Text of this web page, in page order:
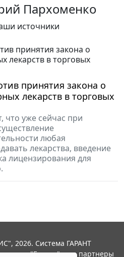
Пархоменко
источники
принятия закона о
лекарств в торговых
что уже сейчас при
любая
лекарства, введение
лицензирования для
2026. Система ГАРАНТ
"Гарант" и ее партнеры